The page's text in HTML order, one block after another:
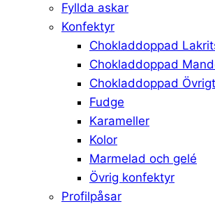
Fyllda askar
Konfektyr
Chokladdoppad
Chokladdoppad
Chokladdoppad Övrigt
Fudge
Karameller
Kolor
Marmelad och gelé
Övrig konfektyr
Profilpåsar